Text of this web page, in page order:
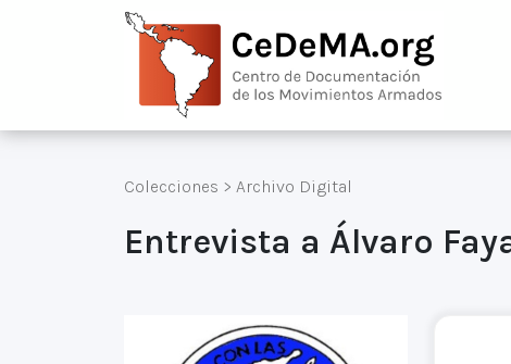
Colecciones > Archivo Digital
Entrevista a Álvaro